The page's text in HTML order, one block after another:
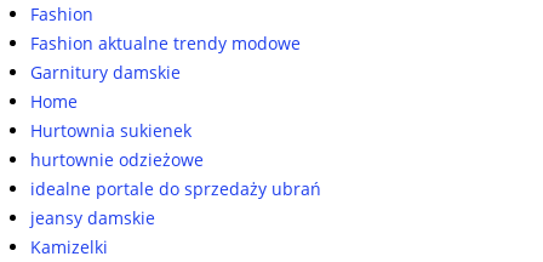
Fashion
Fashion aktualne trendy modowe
Garnitury damskie
Home
Hurtownia sukienek
hurtownie odzieżowe
idealne portale do sprzedaży ubrań
jeansy damskie
Kamizelki